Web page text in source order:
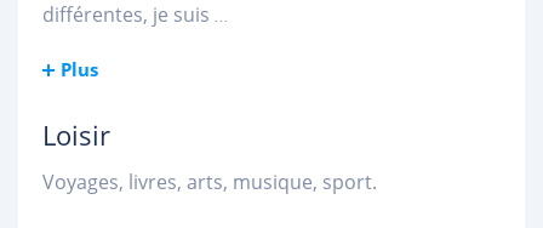
différentes, je suis ...
Plus
Loisir
Voyages, livres, arts, musique, sport.